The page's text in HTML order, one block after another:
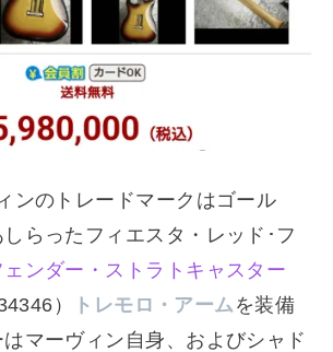
ンのトレードマークはゴール
しらったフィエスタ・レッド･フ
ェンダー・ストラトキャスター
）
トレモロ・アーム を装備
マーヴィン自身、およびシャド